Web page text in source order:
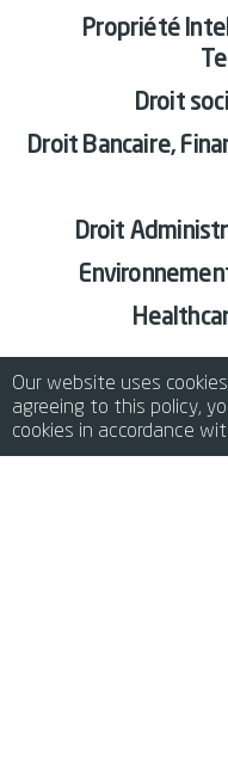
Propriété
Droit
Droit Bancaire,
Droit
Our website uses
agreeing to this policy,
cookies in accordance